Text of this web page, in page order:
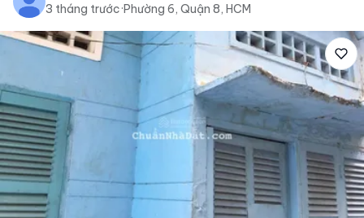
3 tháng trước·Phường 6, Quận 8, HCM